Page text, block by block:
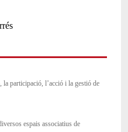
participació, l’acció i la gestió de
espais associatius de